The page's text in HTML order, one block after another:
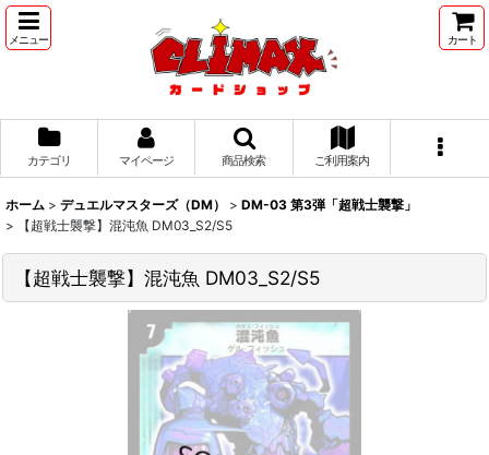
メニュー カート
カテゴリ マイページ 商品検索 ご利用案内
ホーム > デュエルマスターズ（DM） > DM-03 第3弾「超戦士襲撃」
>
【超戦士襲撃】混沌魚 DM03_S2/S5
【超戦士襲撃】混沌魚 DM03_S2/S5